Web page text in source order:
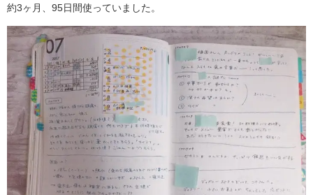
約3ヶ月、95日間使っていました。